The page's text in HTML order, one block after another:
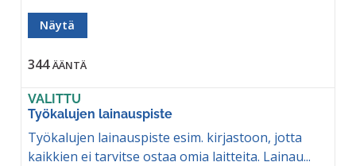
Näytä
344ÄÄNTÄ
VALITTU
Työkalujen lainauspiste
Työkalujen lainauspiste esim. kirjastoon, jotta
kaikkien ei tarvitse ostaa omia laitteita. Lainau...